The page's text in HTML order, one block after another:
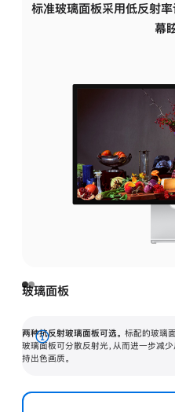
标准玻璃面板采用低反射
幕
玻璃面板
两种抗反射玻璃面板可选。 标配的玻璃
玻璃面板可分散反射光，从而进一步减
持出色画质。
展
开